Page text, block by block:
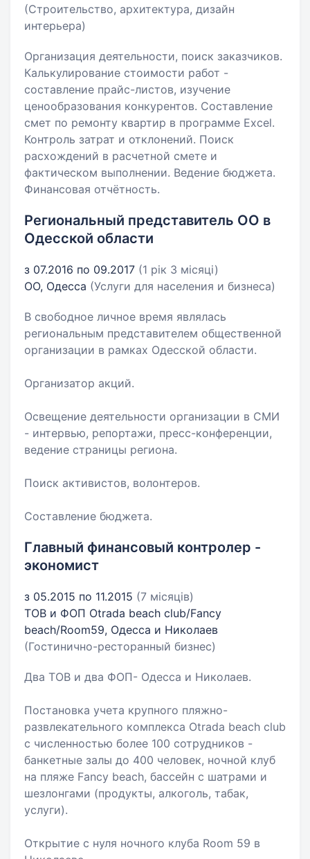
(Строительство, архитектура, дизайн
интерьера)
Организация деятельности, поиск заказчиков.
Калькулирование стоимости работ -
составление прайс-листов, изучение
ценообразования конкурентов. Составление
смет по ремонту квартир в программе Excel.
Контроль затрат и отклонений. Поиск
расхождений в расчетной смете и
фактическом выполнении. Ведение бюджета.
Финансовая отчётность.
Региональный представитель ОО в
Одесской области
з 07.2016 по 09.2017 (1 рік 3 місяці)
ОО, Одесса (Услуги для населения и бизнеса)
В свободное личное время являлась
региональным представителем общественной
организации в рамках Одесской области.
Организатор акций.
Освещение деятельности организации в СМИ
- интервью, репортажи, пресс-конференции,
ведение страницы региона.
Поиск активистов, волонтеров.
Составление бюджета.
Главный финансовый контролер -
экономист
з 05.2015 по 11.2015 (7 місяців)
ТОВ и ФОП Otrada beach club/Fancy
beach/Room59, Одесса и Николаев
(Гостинично-ресторанный бизнес)
Два ТОВ и два ФОП- Одесса и Николаев.
Постановка учета крупного пляжно-
развлекательного комплекса Otrada beach club
с численностью более 100 сотрудников -
банкетные залы до 400 человек, ночной клуб
на пляже Fancy beach, бассейн с шатрами и
шезлонгами (продукты, алкоголь, табак,
услуги).
Открытие с нуля ночного клуба Room 59 в